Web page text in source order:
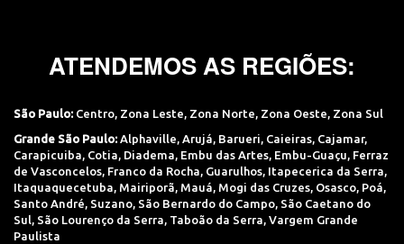
ATENDEMOS AS REGIÕES:
São Paulo: Centro Zona Leste Zona Norte Zona Oeste Zona Sul
Grande São Paulo: Alphaville, Arujá, Barueri, Caieiras, Cajamar,
Carapicuiba, Cotia, Diadema, Embu das Artes, Embu-Guaçu, Ferraz
de Vasconcelos, Franco da Rocha, Guarulhos, Itapecerica da Serra,
Itaquaquecetuba, Mairiporã, Mauá, Mogi das Cruzes, Osasco, Poá,
Santo André, Suzano, São Bernardo do Campo, São Caetano do
Sul, São Lourenço da Serra, Taboão da Serra, Vargem Grande
Paulista